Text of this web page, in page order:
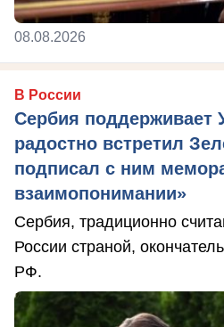
08.08.2026
В России
Сербия поддерживает
радостно встретил
подписал с ним
взаимопонимании»
Сербия, традиционно
России страной,
РФ.